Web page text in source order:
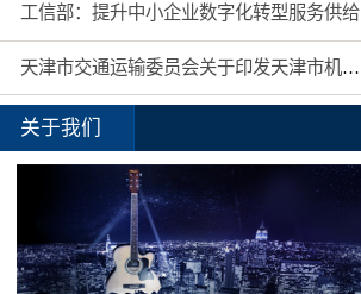
工信部：提升中小企业数字化转型服务供给
天津市交通运输委员会关于印发天津市机动车驾驶员培训机构及教练员综合信用评价管理办法的通知
关于我们